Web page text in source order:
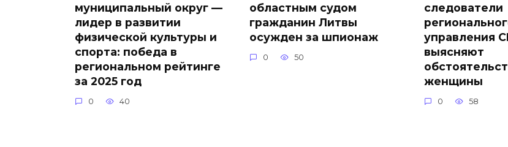
муниципальный округ —
лидер в развитии
физической культуры и
спорта: победа в
региональном рейтинге
за 2025 год
0 40
областным судом
гражданин Литвы
осужден за шпионаж
0 50
следователи
управления
выясняют
женщины
0 58